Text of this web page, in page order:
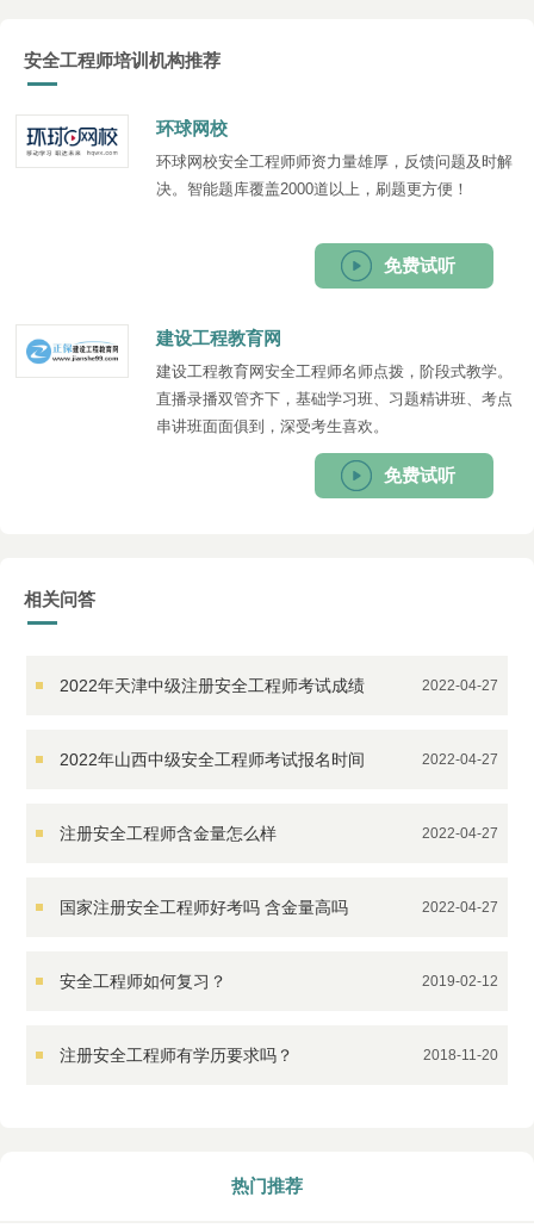
安全工程师培训机构推荐
环球网校
环球网校安全工程师师资力量雄厚，反馈问题及时解
决。智能题库覆盖2000道以上，刷题更方便！
免费试听
建设工程教育网
建设工程教育网安全工程师名师点拨，阶段式教学。
直播录播双管齐下，基础学习班、习题精讲班、考点
串讲班面面俱到，深受考生喜欢。
免费试听
相关问答
2022年天津中级注册安全工程师考试成绩 2022-04-27
2022年山西中级安全工程师考试报名时间 2022-04-27
注册安全工程师含金量怎么样 2022-04-27
国家注册安全工程师好考吗 含金量高吗 2022-04-27
安全工程师如何复习？ 2019-02-12
注册安全工程师有学历要求吗？ 2018-11-20
热门推荐